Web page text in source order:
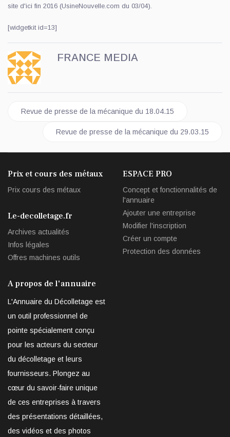
site d'ici fin 2016 (UsineNouvelle.com du 03/04).
[widgetkit id=13]
FRANCE MEDIA
Article précédent : Revue de presse de la mécanique du
Revue de presse de la mécanique du 18.04.15
Article suivant : Revue de presse de la mécanique
Revue de presse de la mécanique du 29.03.15
Prix et cours des métaux
Prix cours des métaux
Le-decolletage.fr
Archives actualités
Infos légales
Offres machines outils
ESPACE PRO
Concept et fonctionnalités de
l'annuaire
Ajouter une entreprise
Modifier l'inscription
Créer un compte
Protection des données
A propos de l'annuaire
L'Annuaire du Décolletage est
un outil professionnel de
pointe spécialement conçu
pour les acteurs du secteur
du décolletage et leurs
fournisseurs. Plongez au
cœur du savoir-faire unique
de ces entreprises à travers
des présentations détaillées,
des vidéos et des photos